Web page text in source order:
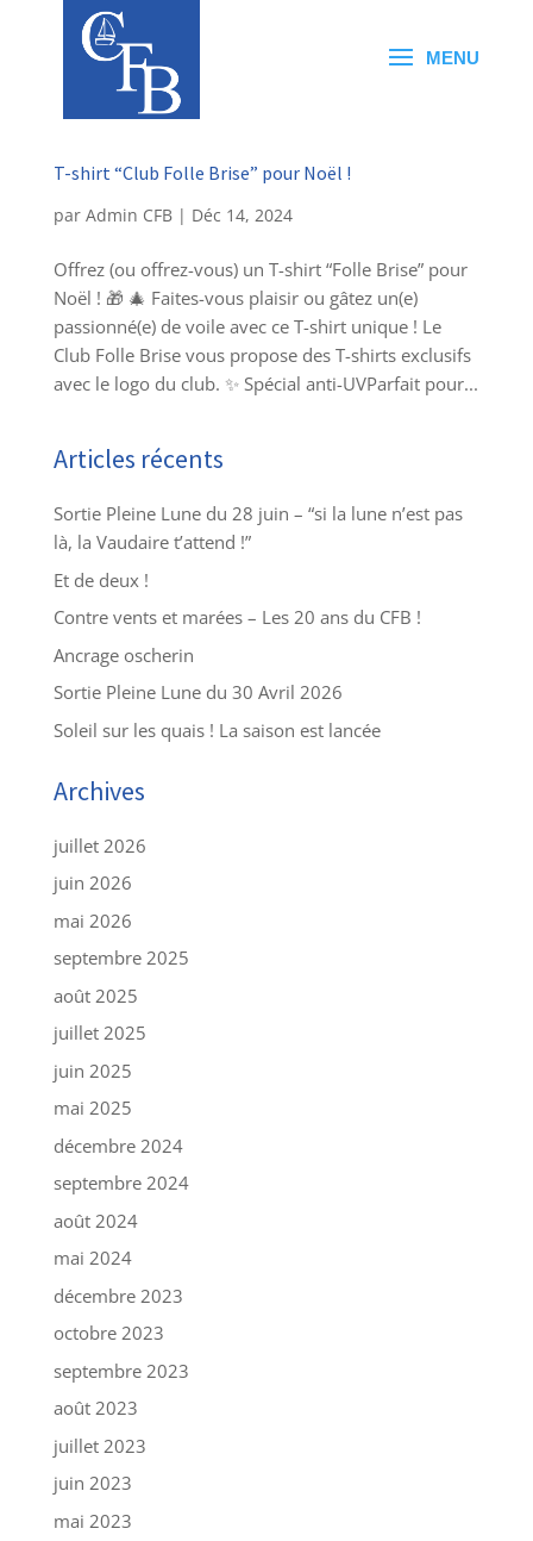
T-shirt “Club Folle Brise” pour Noël !
par Admin CFB| Déc 14, 2024
Offrez (ou offrez-vous) un T-shirt “Folle Brise” pour
Noël ! 🎁 🎄 Faites-vous plaisir ou gâtez un(e)
passionné(e) de voile avec ce T-shirt unique ! Le
Club Folle Brise vous propose des T-shirts exclusifs
avec le logo du club. ✨ Spécial anti-UVParfait pour...
Articles récents
Sortie Pleine Lune du 28 juin – “si la lune n’est pas
là, la Vaudaire t’attend !”
Et de deux !
Contre vents et marées – Les 20 ans du CFB !
Ancrage oscherin
Sortie Pleine Lune du 30 Avril 2026
Soleil sur les quais ! La saison est lancée
Archives
juillet 2026
juin 2026
mai 2026
septembre 2025
août 2025
juillet 2025
juin 2025
mai 2025
décembre 2024
septembre 2024
août 2024
mai 2024
décembre 2023
octobre 2023
septembre 2023
août 2023
juillet 2023
juin 2023
mai 2023